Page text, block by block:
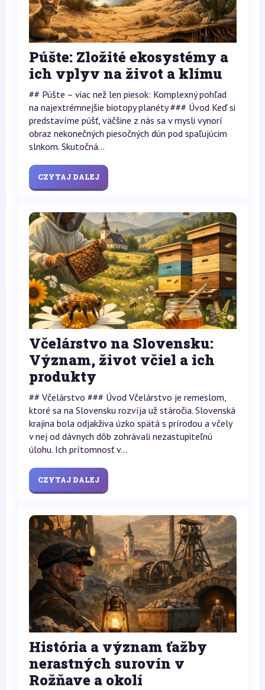
Púšte: Zložité ekosystémy a
ich vplyv na život a klímu
## Púšte – viac než len piesok: Komplexný pohľad
na najextrémnejšie biotopy planéty ### Úvod Keď si
predstavíme púšť, väčšine z nás sa v mysli vynorí
obraz nekonečných piesočných dún pod spaľujúcim
slnkom. Skutočná...
CZYTAJ DALEJ
Včelárstvo na Slovensku:
Význam, život včiel a ich
produkty
## Včelárstvo ### Úvod Včelárstvo je remeslom,
ktoré sa na Slovensku rozvíja už stáročia. Slovenská
krajina bola odjakživa úzko spätá s prírodou a včely
v nej od dávnych dôb zohrávali nezastupiteľnú
úlohu. Ich prítomnosť v...
CZYTAJ DALEJ
História a význam ťažby
nerastných surovín v
Rožňave a okolí